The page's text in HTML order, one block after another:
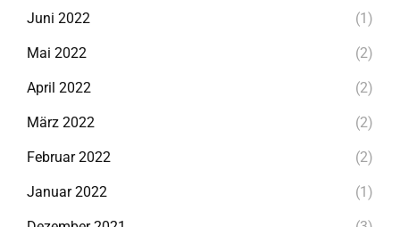
Juni 2022 (1)
Mai 2022 (2)
April 2022 (2)
März 2022 (2)
Februar 2022 (2)
Januar 2022 (1)